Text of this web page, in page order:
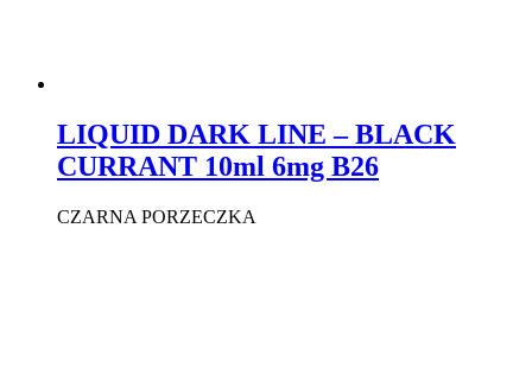
LIQUID DARK LINE – BLACK
CURRANT 10ml 6mg B26
CZARNA PORZECZKA